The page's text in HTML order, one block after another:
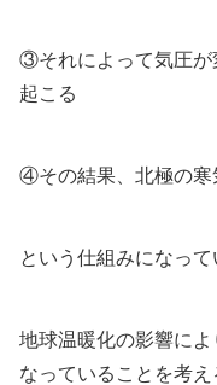
③それによって気圧が
起こる
④その結果、北極の寒
という仕組みになって
地球温暖化の影響に
なっていることを考